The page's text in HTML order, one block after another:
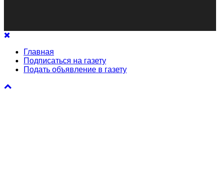
Главная
Подписаться на газету
Подать объявление в газету